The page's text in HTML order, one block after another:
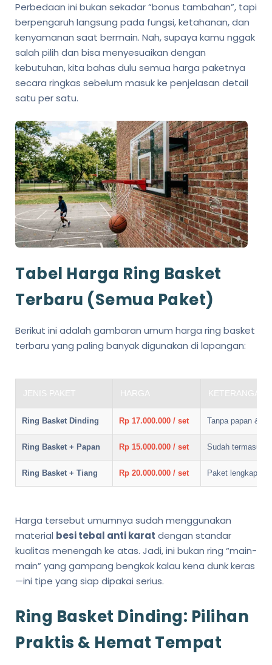
Perbedaan ini bukan sekadar “bonus tambahan”, tapi
berpengaruh langsung pada fungsi, ketahanan, dan
kenyamanan saat bermain. Nah, supaya kamu nggak
salah pilih dan bisa menyesuaikan dengan
kebutuhan, kita bahas dulu semua harga paketnya
secara ringkas sebelum masuk ke penjelasan detail
satu per satu.
Tabel Harga Ring Basket
Terbaru (Semua Paket)
Berikut ini adalah gambaran umum harga ring basket
terbaru yang paling banyak digunakan di lapangan:
JENIS PAKET HARGA KETERANGAN
Ring Basket Dinding Rp 17.000.000 / set Tanpa papan &
Ring Basket + Papan Rp 15.000.000 / set Sudah termasuk
Ring Basket + Tiang Rp 20.000.000 / set Paket lengkap
Harga tersebut umumnya sudah menggunakan
material besi tebal anti karat dengan standar
kualitas menengah ke atas. Jadi, ini bukan ring “main-
main” yang gampang bengkok kalau kena dunk keras
—ini tipe yang siap dipakai serius.
Ring Basket Dinding: Pilihan
Praktis & Hemat Tempat